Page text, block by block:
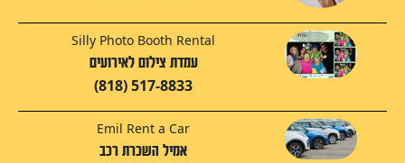
Silly Photo Booth Rental
עמדת צילום לאירועים
(818) 517-8833
Emil Rent a Car
אמיל השכרת רכב